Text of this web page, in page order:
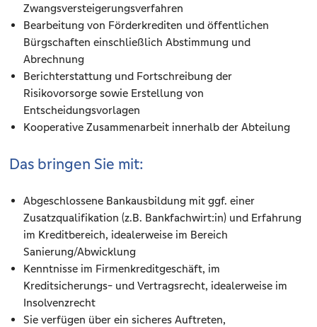
Zwangsversteigerungsverfahren
Bearbeitung von Förderkrediten und öffentlichen
Bürgschaften einschließlich Abstimmung und
Abrechnung
Berichterstattung und Fortschreibung der
Risikovorsorge sowie Erstellung von
Entscheidungsvorlagen
Kooperative Zusammenarbeit innerhalb der Abteilung
Das bringen Sie mit:
Abgeschlossene Bankausbildung mit ggf. einer
Zusatzqualifikation (z.B. Bankfachwirt:in) und Erfahrung
im Kreditbereich, idealerweise im Bereich
Sanierung/Abwicklung
Kenntnisse im Firmenkreditgeschäft, im
Kreditsicherungs- und Vertragsrecht, idealerweise im
Insolvenzrecht
Sie verfügen über ein sicheres Auftreten,